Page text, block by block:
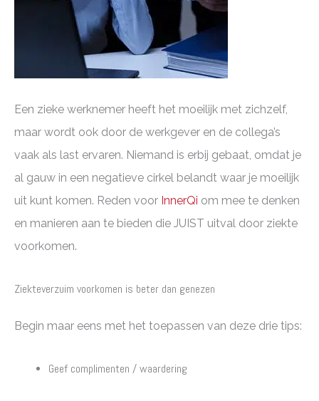
Een zieke werknemer heeft het moeilijk met zichzelf,
maar wordt ook door de werkgever en de collega’s
vaak als last ervaren. Niemand is erbij gebaat, omdat je
al gauw in een negatieve cirkel belandt waar je moeilijk
uit kunt komen. Reden voor InnerQi om mee te denken
en manieren aan te bieden die JUIST uitval door ziekte
voorkomen.
Ziekteverzuim voorkomen is beter dan genezen
Begin maar eens met het toepassen van deze drie tips:
Geef complimenten / waardering